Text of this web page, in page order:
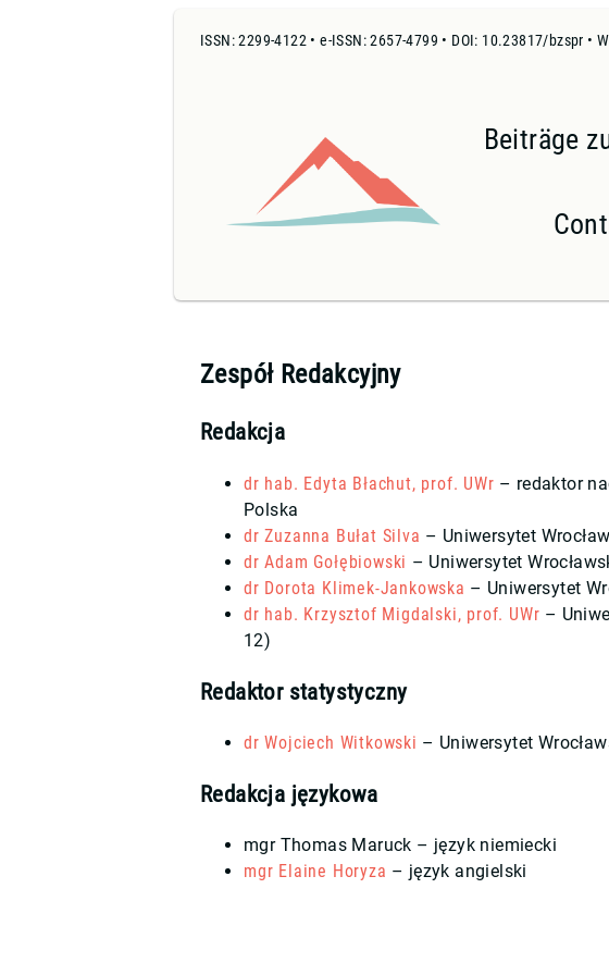
ISSN: 2299-4122 • e-ISSN: 2657-4799 • DOI: 10.23817/bzspr •
Beiträge
Zespół Redakcyjny
Redakcja
dr hab. Edyta Błachut, prof. UWr – redaktor
Polska
dr Zuzanna Bułat Silva – Uniwersytet
dr Adam Gołębiowski – Uniwersytet
dr Dorota Klimek-Jankowska – Uniwersytet
dr hab. Krzysztof Migdalski, prof. UWr –
12)
Redaktor statystyczny
dr Wojciech Witkowski – Uniwersytet
Redakcja językowa
mgr Thomas Maruck – język niemiecki
mgr Elaine Horyza – język angielski